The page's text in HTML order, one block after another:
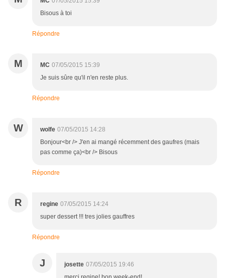
Bisous à toi
Répondre
M MC 07/05/2015 15:39
Je suis sûre qu'il n'en reste plus.
Répondre
W wolfe 07/05/2015 14:28
Bonjour<br /> J'en ai mangé récemment des gaufres (mais
pas comme ça)<br /> Bisous
Répondre
R regine 07/05/2015 14:24
super dessert !!! tres jolies gauffres
Répondre
J josette 07/05/2015 19:46